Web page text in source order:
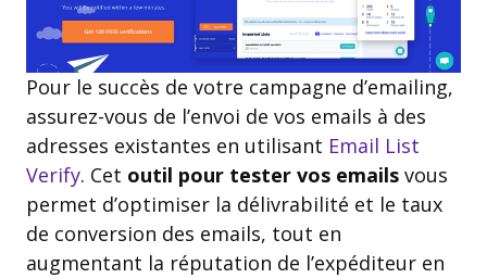
Pour le succès de votre campagne d’emailing,
assurez-vous de l’envoi de vos emails à des
adresses existantes en utilisant Email List
Verify. Cet outil pour tester vos emails vous
permet d’optimiser la délivrabilité et le taux
de conversion des emails, tout en
augmentant la réputation de l’expéditeur en